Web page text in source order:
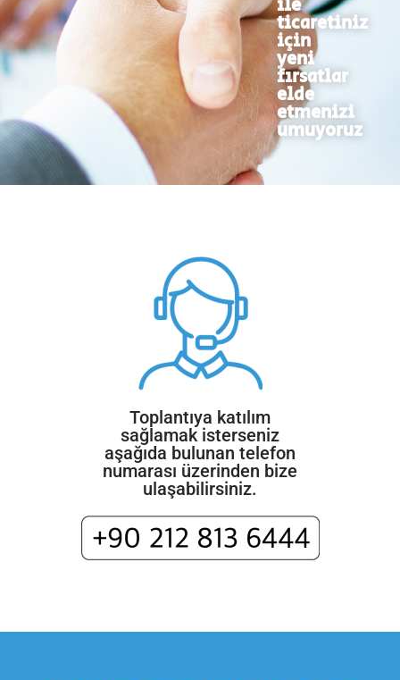
ile
ticaretiniz
için
yeni
fırsatlar
elde
etmenizi
umuyoruz
Toplantıya katılım
sağlamak isterseniz
aşağıda bulunan telefon
numarası üzerinden bize
ulaşabilirsiniz.